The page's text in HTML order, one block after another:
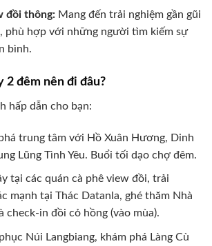
đồi thông:Mang đến trải nghiệm gần gũi
phù hợp với những người tìm kiếm sự
bình.
đêm nên đi đâu?
hấp dẫn cho bạn:
trung tâm với Hồ Xuân Hương, Dinh
Lũng Tình Yêu. Buổi tối dạo chợ đêm.
tại các quán cà phê view đồi, trải
mạnh tại Thác Datanla, ghé thăm Nhà
check-in đồi cỏ hồng (vào mùa).
Núi Langbiang, khám phá Làng Cù